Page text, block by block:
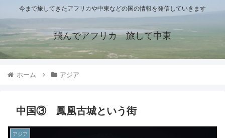
今まで旅してきたアフリカや中東などの国の情報を発信していきます
飛んでアフリカ 旅して中東
ホーム アジア
中国③ 鳳凰古城という街
アジア